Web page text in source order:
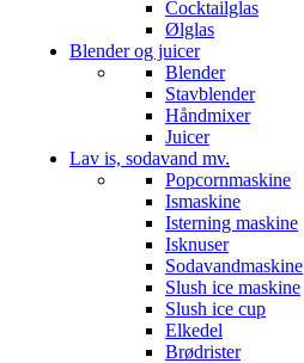
Cocktailglas
Ølglas
Blender og juicer
Blender
Stavblender
Håndmixer
Juicer
Lav is, sodavand mv.
Popcornmaskine
Ismaskine
Isterning maskine
Isknuser
Sodavandmaskine
Slush ice maskine
Slush ice cup
Elkedel
Brødrister